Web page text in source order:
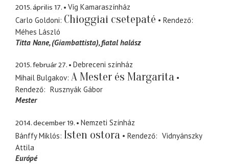
2015. április 17.
Víg Kamaraszínház
Carlo Goldoni Chioggiai csetepaté
Rendező
Méhes László
Titta Nane (Giambattista), fiatal halász
2015. február 27.
Debreceni színház
Mihail Bulgakov A Mester és Margarita
Rendező
Rusznyák Gábor
Mester
2014. december 19.
Nemzeti Színház
Bánffy Miklós Isten ostora Rendező
Vidnyánszky
Attila
Európé